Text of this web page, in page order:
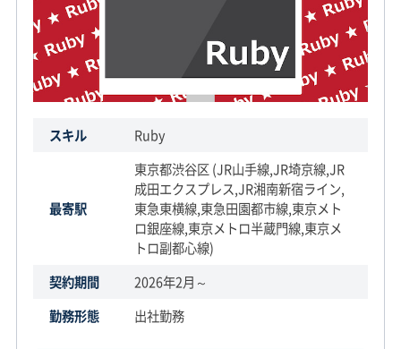
スキル Ruby
最寄駅
東京都渋谷区 (JR山手線,JR埼京線,JR
成田エクスプレス,JR湘南新宿ライン,
東急東横線,東急田園都市線,東京メト
ロ銀座線,東京メトロ半蔵門線,東京メ
トロ副都心線)
契約期間
2026年2月～
勤務形態
出社勤務